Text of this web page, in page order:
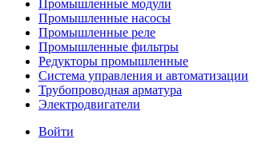
Промышленные модули
Промышленные насосы
Промышленные реле
Промышленные фильтры
Редукторы промышленные
Система управления и автоматизации
Трубопроводная арматура
Электродвигатели
Войти